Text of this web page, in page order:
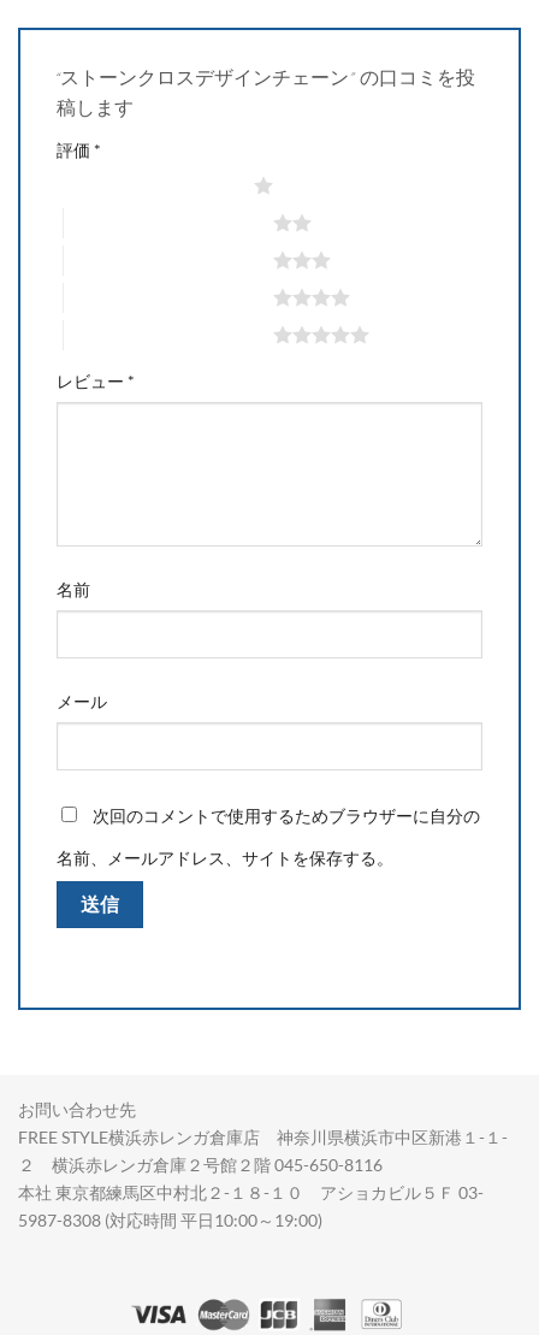
“ストーンクロスデザインチェーン” の口コミを投
稿します
評価 *
レビュー *
名前
メール
次回のコメントで使用するためブラウザーに自分の
名前、メールアドレス、サイトを保存する。
お問い合わせ先
FREE STYLE横浜赤レンガ倉庫店 神奈川県横浜市中区新港１-１-
２ 横浜赤レンガ倉庫２号館２階 045-650-8116
本社 東京都練馬区中村北２-１８-１０ アショカビル５Ｆ 03-
5987-8308 (対応時間 平日10:00～19:00)